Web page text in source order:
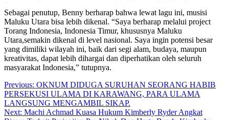
Sebagai penutup, Benny berharap bahwa lewat lagu ini, musisi
Maluku Utara bisa lebih dikenal. “Saya berharap melalui project
Torang Indonesia, Indonesia Timur, khususnya Maluku
Utara,semakin dikenal di level nasional. Saya ingin potensi besar
yang dimiliki wilayah ini, baik dari segi alam, budaya, maupun
kreativitas, dapat lebih dihargai dan diperhatikan oleh seluruh
masyarakat Indonesia,” tutupnya.
Post
navigation
Previous: OKNUM DIDUGA SURUHAN SEORANG HABIB
PERSEKUSI ULAMA DI KARAWANG, PARA ULAMA
LANGSUNG MENGAMBIL SIKAP.
Next: Machi Achmad Kuasa Hukum Kimberly Ryder Angkat